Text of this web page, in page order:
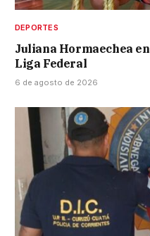
DEPORTES
Juliana Hormaechea
Liga Federal
6 de agosto de 2026